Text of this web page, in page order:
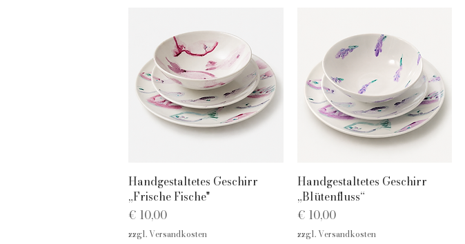
Schnellansicht
Handgestaltetes Geschirr
„Frische Fische"
Preis
€ 10,00
zzgl. Versandkosten
Schnellansicht
Handgestaltetes Geschirr
„Blütenfluss“
Preis
€ 10,00
zzgl. Versandkosten